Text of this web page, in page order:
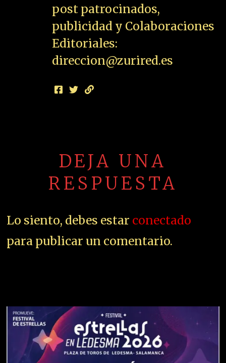
post patrocinados,
publicidad y Colaboraciones
Editoriales:
direccion@zurired.es
DEJA UNA
RESPUESTA
Lo siento, debes estar conectado
para publicar un comentario.